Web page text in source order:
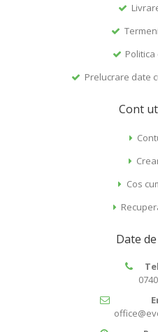
Prelucrare date
Cont
Cos
Date